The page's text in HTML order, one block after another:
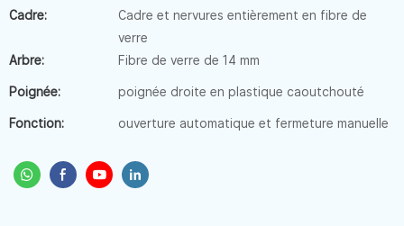
Cadre:
Cadre et nervures entièrement en fibre de
verre
Arbre:
Fibre de verre de 14 mm
Poignée: poignée droite en plastique caoutchouté
Fonction: ouverture automatique et fermeture manuelle